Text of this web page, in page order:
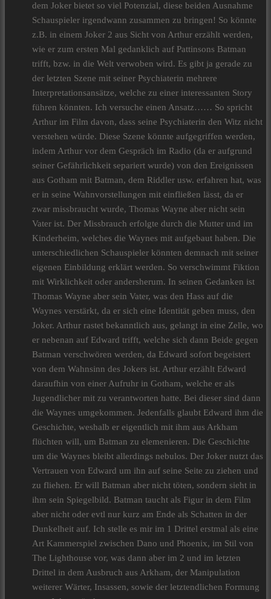
dem Joker bietet so viel Potenzial, diese beiden Ausnahme
Schauspieler irgendwann zusammen zu bringen! So könnte
z.B. in einem Joker 2 aus Sicht von Arthur erzählt werden,
wie er zum ersten Mal gedanklich auf Pattinsons Batman
trifft, bzw. in die Welt verwoben wird. Es gibt ja gerade zu
der letzten Szene mit seiner Psychiaterin mehrere
Interpretationsansätze, welche zu einer interessanten Story
führen könnten. Ich versuche einen Ansatz…… So spricht
Arthur im Film davon, dass seine Psychiaterin den Witz nicht
verstehen würde. Diese Szene könnte aufgegriffen werden,
indem Arthur vor dem Gespräch im Radio (da er aufgrund
seiner Gefährlichkeit separiert wurde) von den Ereignissen
aus Gotham mit Batman, dem Riddler usw. erfahren hat, was
er in seine Wahnvorstellungen mit einfließen lässt, da er
zwar missbraucht wurde, Thomas Wayne aber nicht sein
Vater ist. Der Missbrauch erfolgte durch die Mutter und im
Kinderheim, welches die Waynes mit aufgebaut haben. Die
unterschiedlichen Schauspieler könnten demnach mit seiner
eigenen Einbildung erklärt werden. So verschwimmt Fiktion
mit Wirklichkeit oder andersherum. In seinen Gedanken ist
Thomas Wayne aber sein Vater, was den Hass auf die
Waynes verstärkt, da er sich eine Identität geben muss, den
Joker. Arthur rastet bekanntlich aus, gelangt in eine Zelle, wo
er nebenan auf Edward trifft, welche sich dann Beide gegen
Batman verschwören werden, da Edward sofort begeistert
von dem Wahnsinn des Jokers ist. Arthur erzählt Edward
daraufhin von einer Aufruhr in Gotham, welche er als
Jugendlicher mit zu verantworten hatte. Bei dieser sind dann
die Waynes umgekommen. Jedenfalls glaubt Edward ihm die
Geschichte, weshalb er eigentlich mit ihm aus Arkham
flüchten will, um Batman zu elemenieren. Die Geschichte
um die Waynes bleibt allerdings nebulos. Der Joker nutzt das
Vertrauen von Edward um ihn auf seine Seite zu ziehen und
zu fliehen. Er will Batman aber nicht töten, sondern sieht in
ihm sein Spiegelbild. Batman taucht als Figur in dem Film
aber nicht oder evtl nur kurz am Ende als Schatten in der
Dunkelheit auf. Ich stelle es mir im 1 Drittel erstmal als eine
Art Kammerspiel zwischen Dano und Phoenix, im Stil von
The Lighthouse vor, was dann aber im 2 und im letzten
Drittel in dem Ausbruch aus Arkham, der Manipulation
weiterer Wärter, Insassen, sowie der letztendlichen Formung